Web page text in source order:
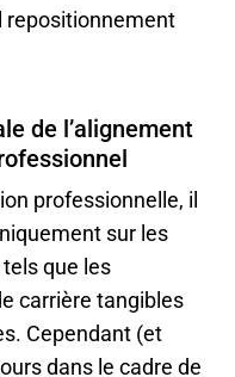
repositionnement
de l’alignement
professionnelle, il
sur les
que les
carrière tangibles
Cependant (et
dans le cadre de